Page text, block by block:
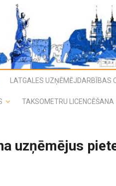
LATGALES UZŅĒMĒJDARBĪBAS
TAKSOMETRU LICENCĒŠANA
uzņēmējus